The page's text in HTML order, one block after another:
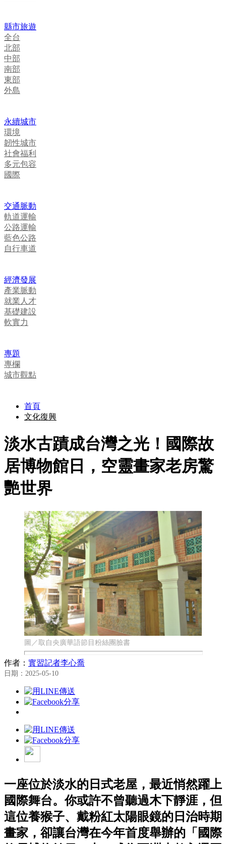
縣市旅遊
全台
北部
中部
南部
東部
外島
永續城市
環境
韌性城市
社會福利
多元包容
國際
交通脈動
軌道運輸
公路運輸
藍色公路
自行車道
經濟發展
產業脈動
就業人才
基礎建設
軟實力
專題
專欄
城市觀點
首頁
文化復興
淡水古蹟成台灣之光！國際故
居博物館日，空靈畫家老房驚
艷世界
圖／取自央廣華語節目粉絲團臉書
作者： 實習記者李心喬
日期：2025-05-10
一座位於淡水的日式老屋，最近悄然躍上
國際舞台。你或許不曾聽過木下靜涯，但
這位養猴子、戴粉紅太陽眼鏡的日治時期
畫家，卻讓台灣在今年首度舉辦的「國際